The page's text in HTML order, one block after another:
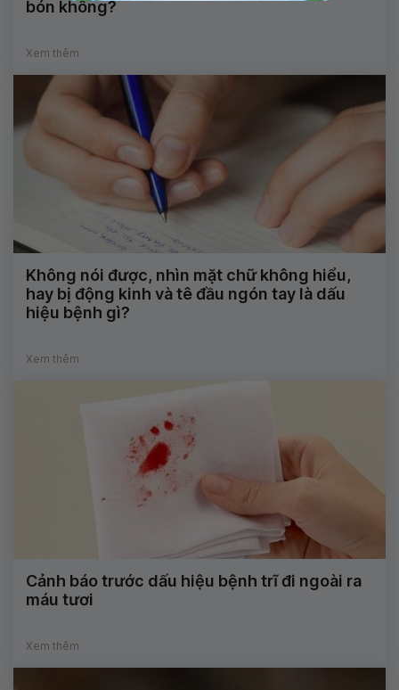
bón không?
Xem thêm
Không nói được, nhìn mặt chữ không hiểu,
hay bị động kinh và tê đầu ngón tay là dấu
hiệu bệnh gì?
Xem thêm
Cảnh báo trước dấu hiệu bệnh trĩ đi ngoài ra
máu tươi
Xem thêm